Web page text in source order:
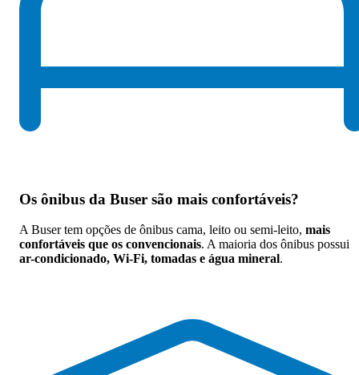
Os ônibus da Buser são mais confortáveis?
A Buser tem opções de ônibus cama, leito ou semi-leito, mais
confortáveis que os convencionais. A maioria dos ônibus possui
ar-condicionado, Wi-Fi, tomadas e água mineral.